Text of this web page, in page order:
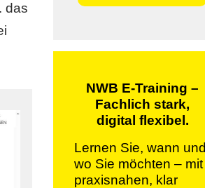
das
NWB E-Training –
Fachlich stark,
digital flexibel.
Lernen Sie, wann und
wo Sie möchten – mit
praxisnahen, klar